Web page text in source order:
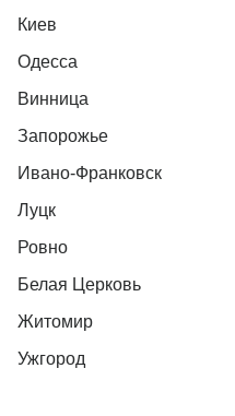
Киев
Одесса
Винница
Запорожье
Ивано-Франковск
Луцк
Ровно
Белая Церковь
Житомир
Ужгород